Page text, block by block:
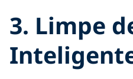
3. Limpe